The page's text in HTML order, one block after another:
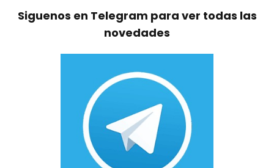
Siguenos en Telegram para ver todas las
novedades